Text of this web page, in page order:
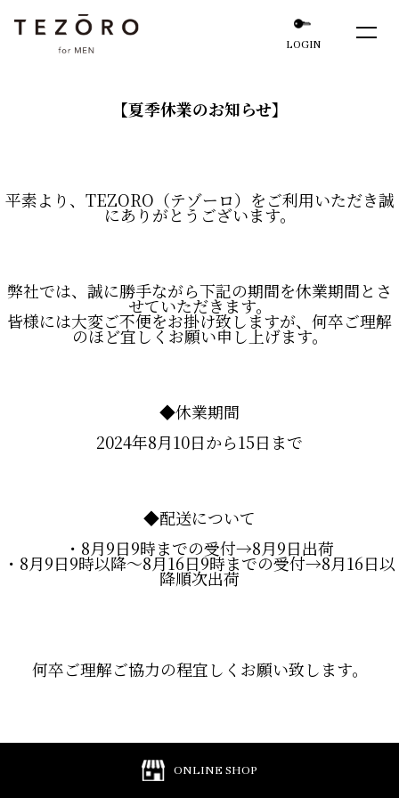
LOGIN
【夏季休業のお知らせ】
平素より、TEZORO（テゾーロ）をご利用いただき誠
にありがとうございます。
弊社では、誠に勝手ながら下記の期間を休業期間とさ
せていただきます。
皆様には大変ご不便をお掛け致しますが、何卒ご理解
のほど宜しくお願い申し上げます。
◆休業期間
2024年8月10日から15日まで
◆配送について
・8月9日9時までの受付→8月9日出荷
・8月9日9時以降～8月16日9時までの受付→8月16日以
降順次出荷
何卒ご理解ご協力の程宜しくお願い致します。
ONLINE SHOP